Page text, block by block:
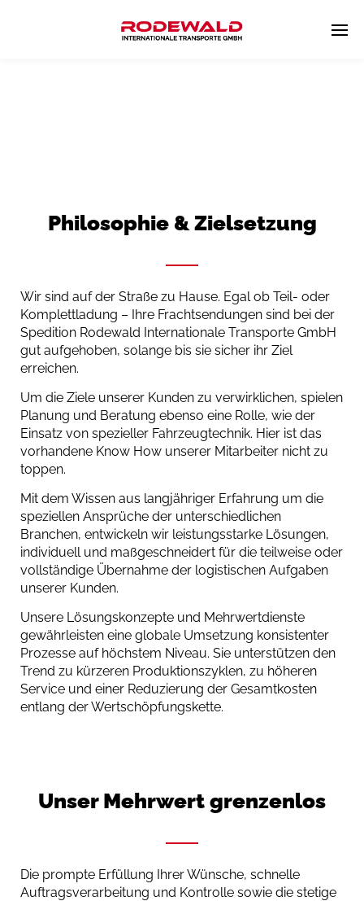
Philosophie & Zielsetzung
Wir sind auf der Straße zu Hause. Egal ob Teil- oder
Komplettladung – Ihre Frachtsendungen sind bei der
Spedition Rodewald Internationale Transporte GmbH
gut aufgehoben, solange bis sie sicher ihr Ziel
erreichen.
Um die Ziele unserer Kunden zu verwirklichen, spielen
Planung und Beratung ebenso eine Rolle, wie der
Einsatz von spezieller Fahrzeugtechnik. Hier ist das
vorhandene Know How unserer Mitarbeiter nicht zu
toppen.
Mit dem Wissen aus langjähriger Erfahrung um die
speziellen Ansprüche der unterschiedlichen
Branchen, entwickeln wir leistungsstarke Lösungen,
individuell und maßgeschneidert für die teilweise oder
vollständige Übernahme der logistischen Aufgaben
unserer Kunden.
Unsere Lösungskonzepte und Mehrwertdienste
gewährleisten eine globale Umsetzung konsistenter
Prozesse auf höchstem Niveau. Sie unterstützen den
Trend zu kürzeren Produktionszyklen, zu höheren
Service und einer Reduzierung der Gesamtkosten
entlang der Wertschöpfungskette.
Unser Mehrwert grenzenlos
Die prompte Erfüllung Ihrer Wünsche, schnelle
Auftragsverarbeitung und Kontrolle sowie die stetige